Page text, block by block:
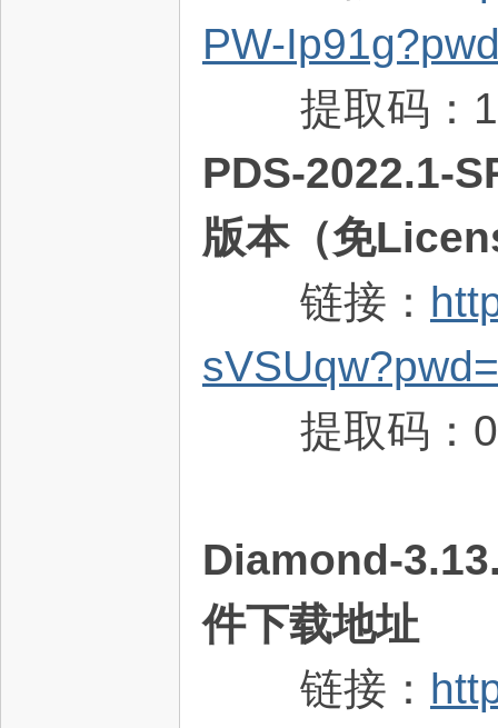
PW-
提取码：
PDS-2022.1-
版本（免
链接：
提取码：
Diamond-
件下载地址
链接：